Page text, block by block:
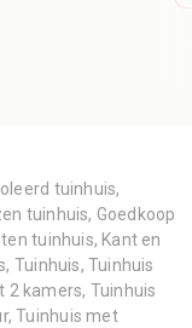
tuinhuis,
tuinhuis, Goedkoop
tuinhuis, Kant en
, Tuinhuis,Tuinhuis
2 kamers, Tuinhuis
,Tuinhuis met